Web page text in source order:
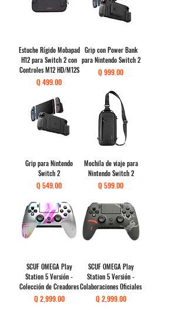
Estuche Rígido Mobapad
H12 para Switch 2 con
Controles M12 HD/M12S
Precio
Q 499.00
Grip con Power Bank
para Nintendo Switch 2
Precio
Q 999.00
Grip para Nintendo
Switch 2
Precio
Q 549.00
Mochila de viaje para
Nintendo Switch 2
Precio
Q 599.00
SCUF OMEGA Play
Station 5 Versión -
Colección de Creadores
Precio
Q 2,999.00
SCUF OMEGA Play
Station 5 Versión -
Colaboraciones Oficiales
Precio
Q 2,999.00